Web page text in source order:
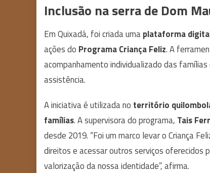
Inclusão na serra de Dom
Em Quixadá, foi criada umaplataforma
ações do Programa Criança Feliz. A
acompanhamento individualizado das
assistência.
A iniciativa é utilizada no território
famílias. A supervisora do programa, Tais
desde 2019. “Foi um marco levar o Criança
direitos e acessar outros serviços oferecidos
valorização da nossa identidade”, afirma.